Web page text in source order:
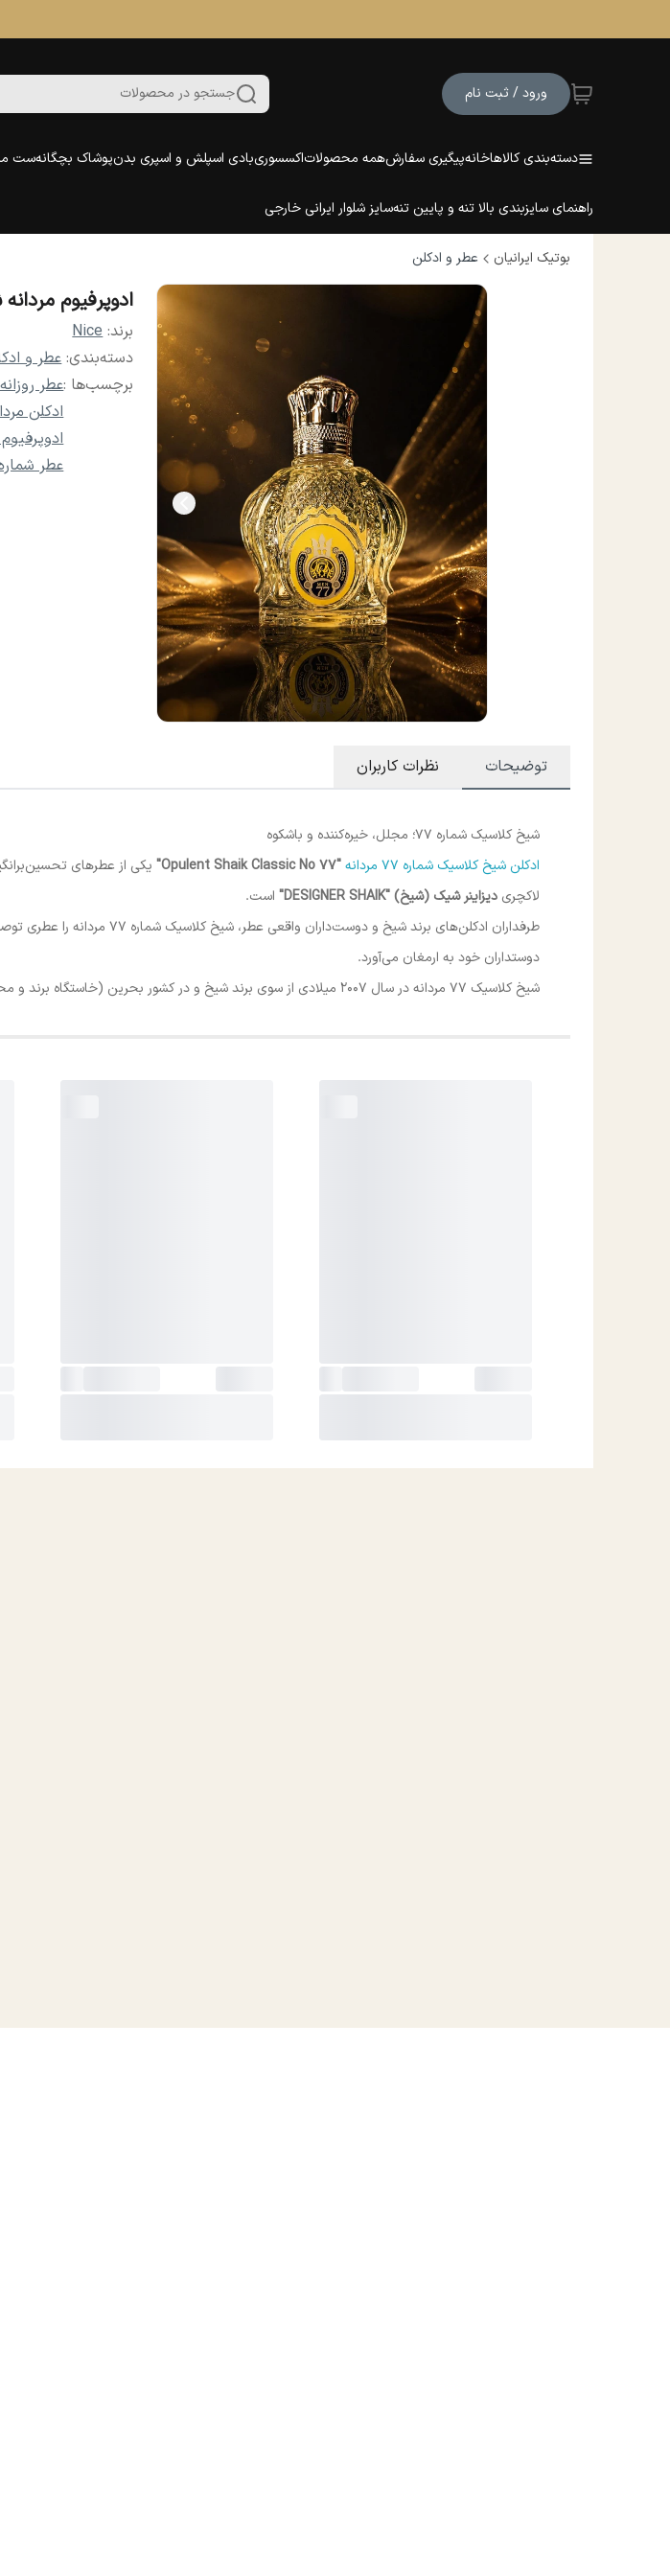
ورود / ثبت نام جستجو در محصولات
دسته‌بندی کالاهاخانهپیگیری سفارشهمه محصولاتاکسسوریبادی اسپلش و اسپری بدنپوشاک بچگانهست
راهنمای سایزبندی بالا تنه و پایین تنهسایز شلوار ایرانی خارجی
بوتیک ایرانیان عطر و ادکلن
ادوپرفیوم مردانه شیخ 777
برند: Nice
دسته‌بندی:عطر و
برچسب‌ها :عطر
ادکلن
عطر شماره
توضیحات نظرات کاربران
شیخ کلاسیک شماره 77؛ مجلل، خیره‌کننده و باشکوه
ادکلن شیخ کلاسیک شماره 77 مردانه
"Opulent Shaik Classic No 77" یکی از عطرهای
لاکچری دیزاینر شیک (شیخ) "DESIGNER SHAIK " است.
طرفداران ادکلن‌های برند شیخ و
دوستداران خود به ارمغان می‌آورد.
شیخ کلاسیک 77 مردانه در سال 2007 میلادی از سوی برند شیخ و در کشور بحرین (خاستگاه برند و محل تولید عطر بحرین است) تولید و به بازارهای جهانی عطر معرفی گردید.